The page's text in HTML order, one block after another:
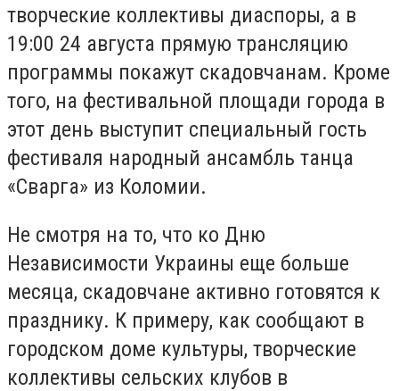
творческие коллективы диаспоры, а в
19:00 24 августа прямую трансляцию
программы покажут скадовчанам. Кроме
того, на фестивальной площади города в
этот день выступит специальный гость
фестиваля народный ансамбль танца
«Сварга» из Коломии.
Не смотря на то, что ко Дню
Независимости Украины еще больше
месяца, скадовчане активно готовятся к
празднику. К примеру, как сообщают в
городском доме культуры, творческие
коллективы сельских клубов в